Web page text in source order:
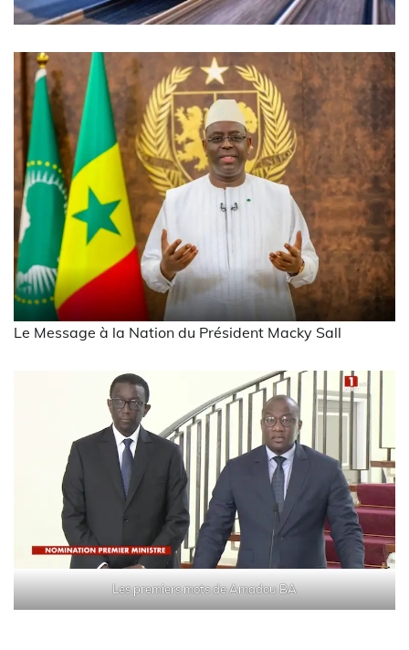
Le Message à la Nation du Président Macky Sall
Les premiers mots de Amadou BA